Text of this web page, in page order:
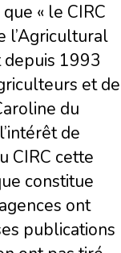
« le CIRC
l’Agricultural
depuis 1993
et de
du
de
CIRC cette
constitue
ont
publications